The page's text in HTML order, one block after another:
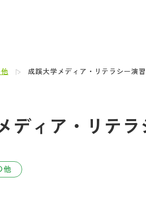
成蹊大学メディア・リテラシー
ディア・リテ
他